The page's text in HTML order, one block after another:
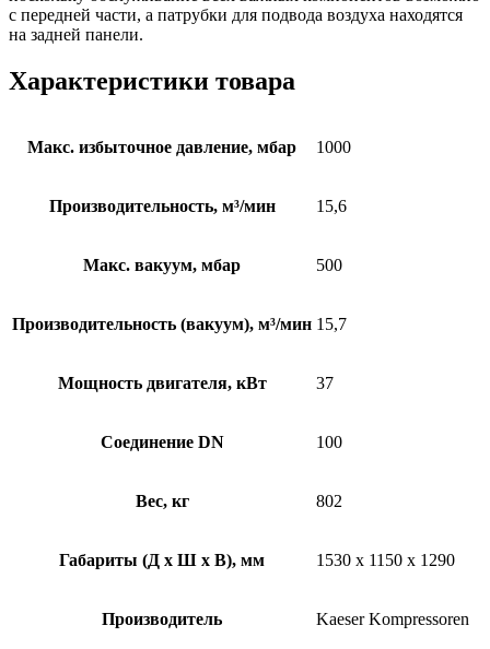
с передней части, а патрубки для подвода воздуха находятся
на задней панели.
Характеристики товара
Макс. избыточное давление, мбар 1000
Производительность, м³/мин 15,6
Макс. вакуум, мбар 500
Производительность (вакуум), м³/мин 15,7
Мощность двигателя, кВт 37
Соединение DN 100
Вес, кг 802
Габариты (Д х Ш х В), мм 1530 x 1150 x 1290
Производитель Kaeser Kompressoren